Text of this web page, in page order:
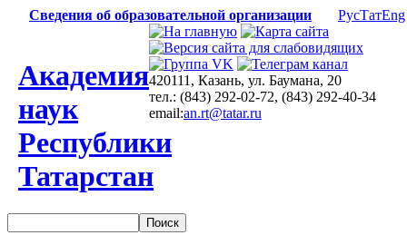
Сведения об образовательной организации РусТатEng
Академия
наук
Республики
Татарстан
420111, Казань, ул. Баумана, 20
тел.: (843) 292-02-72, (843) 292-40-34
email:an.rt@tatar.ru